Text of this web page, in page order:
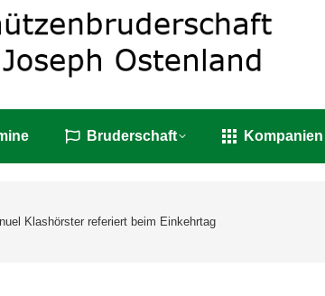
Bruderschaft Kompanien
Klashörster referiert beim Einkehrtag
Home Termine